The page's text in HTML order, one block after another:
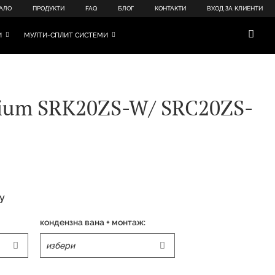
ПРОДУКТИ FAQ БЛОГ КОНТАКТИ ВХОД ЗА КЛИЕНТИ
МУЛТИ-СПЛИТ СИСТЕМИ
SRK20ZS-W/ SRC20ZS-
кондензна вана + монтаж: